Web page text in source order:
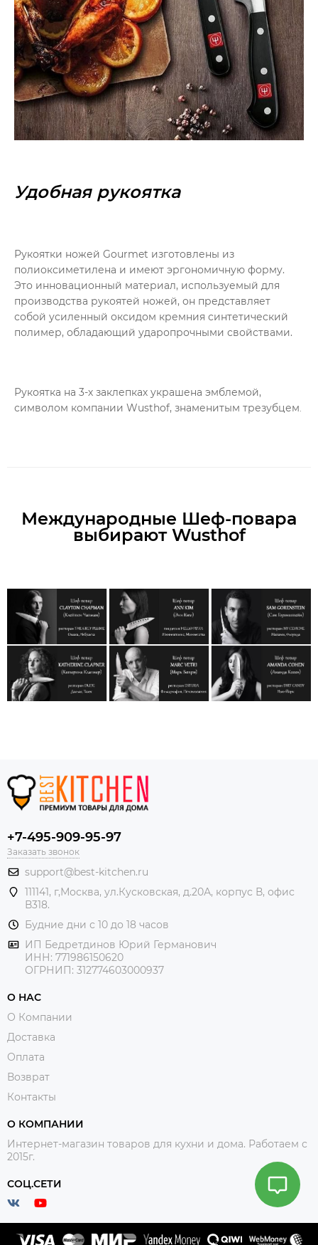
Удобная рукоятка
Рукоятки ножей Gourmet изготовлены из
полиоксиметилена и имеют эргономичную форму.
Это инновационный материал, используемый для
производства рукоятей ножей, он представляет
собой усиленный оксидом кремния синтетический
полимер, обладающий ударопрочными свойствами.
Рукоятка на 3-х заклепках украшена эмблемой,
символом компании Wusthof, знаменитым трезубцем
Международные Шеф-повара
выбирают Wusthof
+7-495-909-95-97
Заказать звонок
support@best-kitchen.ru
111141, г,Москва, ул.Кусковская, д.20А, корпус В, офис
В318.
Будние дни с 10 до 18 часов
ИП Бедретдинов Юрий Германович
ИНН: 771986150620
ОГРНИП: 312774603000937
О НАС
О Компании
Доставка
Оплата
Возврат
Контакты
О КОМПАНИИ
Интернет-магазин товаров для кухни и дома. Работаем с
2015г.
СОЦ.СЕТИ